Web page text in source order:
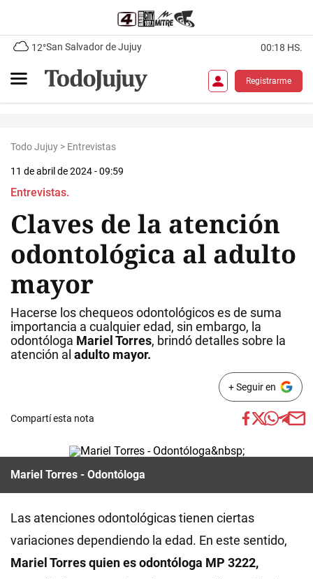
12°San Salvador de Jujuy 00:18 HS.
Registrarme
Todo Jujuy > Entrevistas
11 de abril de 2024 - 09:59
Entrevistas.
Claves de la atención
odontológica al adulto
mayor
Hacerse los chequeos odontológicos es de suma
importancia a cualquier edad, sin embargo, la
odontóloga Mariel Torres, brindó detalles sobre la
atención al adulto mayor.
+ Seguir en
Compartí esta nota
Mariel Torres - Odontóloga
Las atenciones odontológicas tienen ciertas
variaciones dependiendo la edad. En este sentido,
Mariel Torres quien es odontóloga MP 3222,